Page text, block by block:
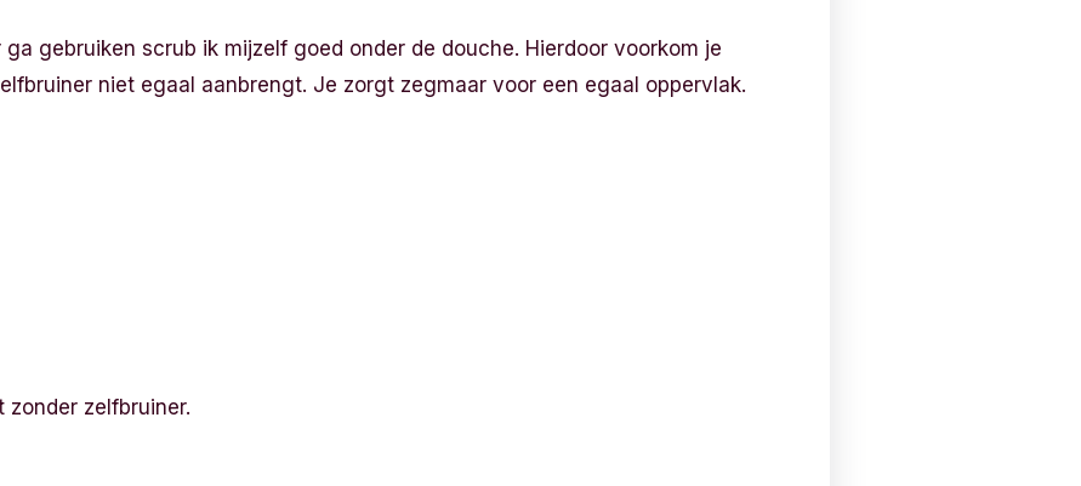
gebruiken scrub ik mijzelf goed onder de douche. Hierdoor voorkom je
niet egaal aanbrengt. Je zorgt zegmaar voor een egaal oppervlak.
zelfbruiner.